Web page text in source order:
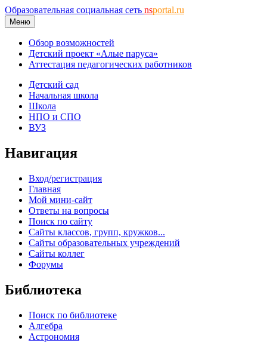
Образовательная социальная сеть nsportal.ru
Меню
Обзор возможностей
Детский проект «Алые паруса»
Аттестация педагогических работников
Детский сад
Начальная школа
Школа
НПО и СПО
ВУЗ
Навигация
Вход/регистрация
Главная
Мой мини-сайт
Ответы на вопросы
Поиск по сайту
Сайты классов, групп, кружков...
Сайты образовательных учреждений
Сайты коллег
Форумы
Библиотека
Поиск по библиотеке
Алгебра
Астрономия